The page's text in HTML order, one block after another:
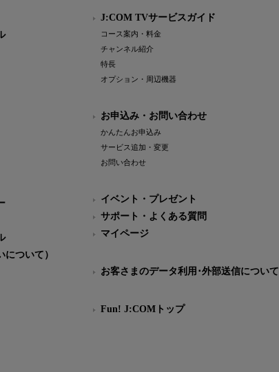
について）
J:COM TVサービスガイド
コース案内・料金
チャンネル紹介
特長
オプション・周辺機器
お申込み・お問い合わせ
かんたんお申込み
サービス追加・変更
お問い合わせ
イベント・プレゼント
サポート・よくある質問
マイページ
お客さまのデータ利用･外部送信について
Fun! J:COMトップ